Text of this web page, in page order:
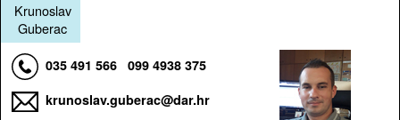
Krunoslav
Guberac
035 491 566 099 4938 375
krunoslav.guberac@dar.hr